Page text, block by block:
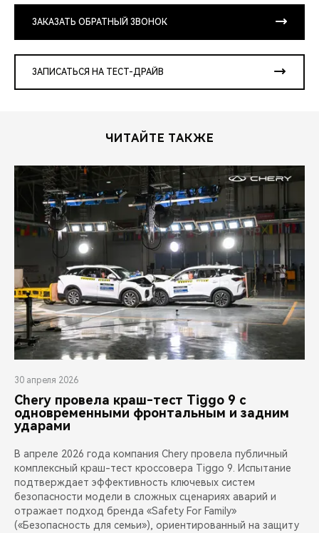
ЗАКАЗАТЬ ОБРАТНЫЙ ЗВОНОК
ЗАПИСАТЬСЯ НА ТЕСТ-ДРАЙВ
ЧИТАЙТЕ ТАКЖЕ
30 апреля 2026
Chery провела краш-тест Tiggo 9 с
одновременными фронтальным и задним
ударами
В апреле 2026 года компания Chery провела публичный
комплексный краш-тест кроссовера Tiggo 9. Испытание
подтверждает эффективность ключевых систем
безопасности модели в сложных сценариях аварий и
отражает подход бренда «Safety For Family»
(«Безопасность для семьи»), ориентированный на защиту